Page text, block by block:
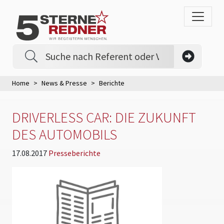
Home News & Presse Berichte
DRIVERLESS CAR: DIE ZUKUNFT
DES AUTOMOBILS
17.08.2017 Presseberichte